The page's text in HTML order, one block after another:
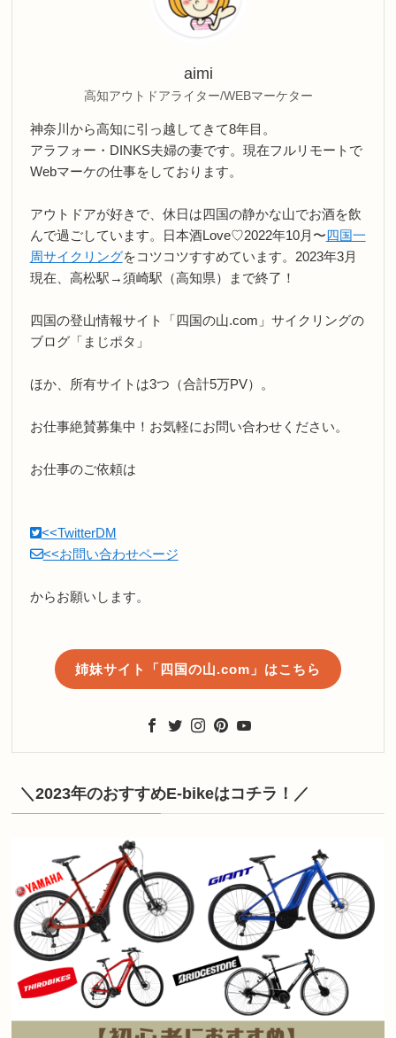
aimi
高知アウトドアライター/WEBマーケター
神奈川から高知に引っ越してきて8年目。
アラフォー・DINKS夫婦の妻です。現在フルリモートで
Webマーケの仕事をしております。
アウトドアが好きで、休日は四国の静かな山でお酒を飲
んで過ごしています。日本酒Love♡2022年10月〜四国一
周サイクリングをコツコツすすめています。2023年3月
現在、高松駅→須崎駅（高知県）まで終了！
四国の登山情報サイト「四国の山.com」サイクリングの
ブログ「まじポタ」
ほか、所有サイトは3つ（合計5万PV）。
お仕事絶賛募集中！お気軽にお問い合わせください。
お仕事のご依頼は
<<TwitterDM
<<お問い合わせページ
からお願いします。
姉妹サイト「四国の山.com」はこちら
＼2023年のおすすめE-bikeはコチラ！／